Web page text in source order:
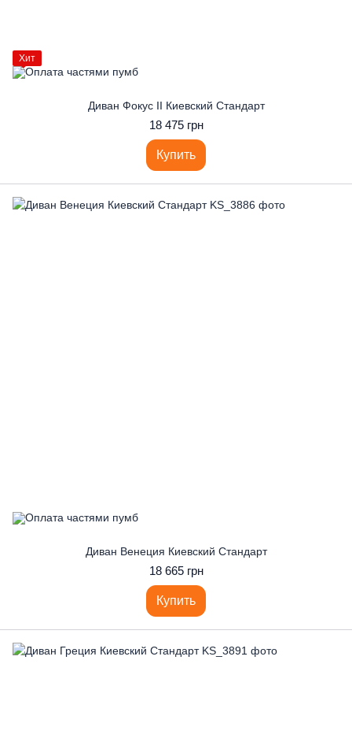
Хит
Диван Фокус II Киевский Стандарт
18 475 грн
Купить
Диван Венеция Киевский Стандарт
18 665 грн
Купить